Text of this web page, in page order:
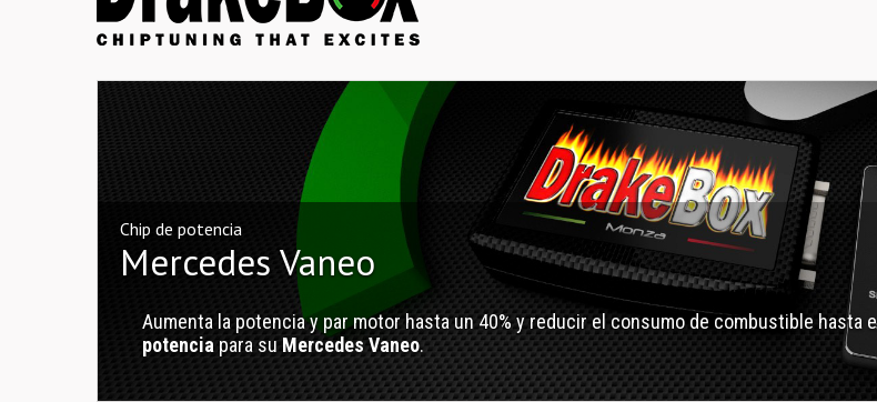
Chip de potencia
Mercedes Vaneo
Aumenta la potencia y par motor hasta un 40% y reducir el consumo de combustible hasta
potencia para su Mercedes Vaneo.